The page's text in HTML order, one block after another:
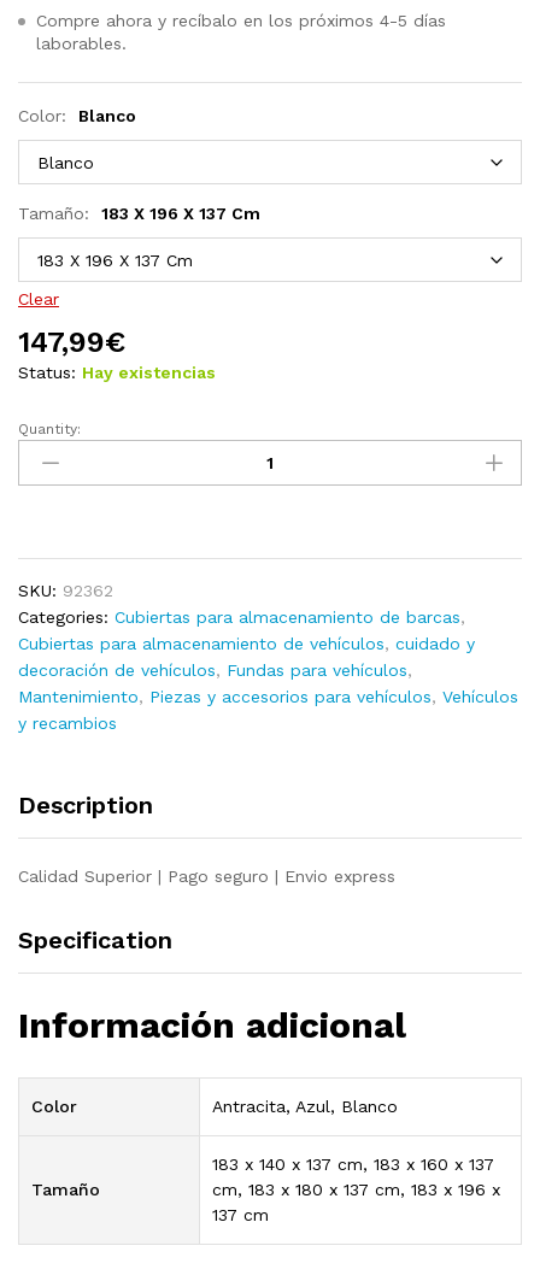
Compre ahora y recíbalo en los próximos 4-5 días
laborables.
Color: Blanco
Tamaño: 183 X 196 X 137 Cm
Clear
147,99€
Status: Hay existencias
Toldo
Bimini
de
183x140x137
cm
quantity
Quantity:
SKU: 92362
Categories: Cubiertas para almacenamiento de barcas,
Cubiertas para almacenamiento de vehículos, cuidado y
decoración de vehículos, Fundas para vehículos,
Mantenimiento, Piezas y accesorios para vehículos, Vehículos
y recambios
Description
Calidad Superior | Pago seguro | Envio express
Specification
Información adicional
Color Antracita, Azul, Blanco
Tamaño
183 x 140 x 137 cm, 183 x 160 x 137
cm, 183 x 180 x 137 cm, 183 x 196 x
137 cm